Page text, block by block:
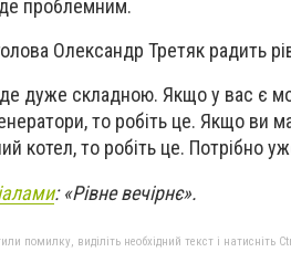
проблемним.
Олександр Третяк радить
дуже складною. Якщо у вас є
то робіть це. Якщо ви
котел, то робіть це. Потрібно
: «Рівне вечірнє».
помилку, виділіть необхідний текст і натисніть